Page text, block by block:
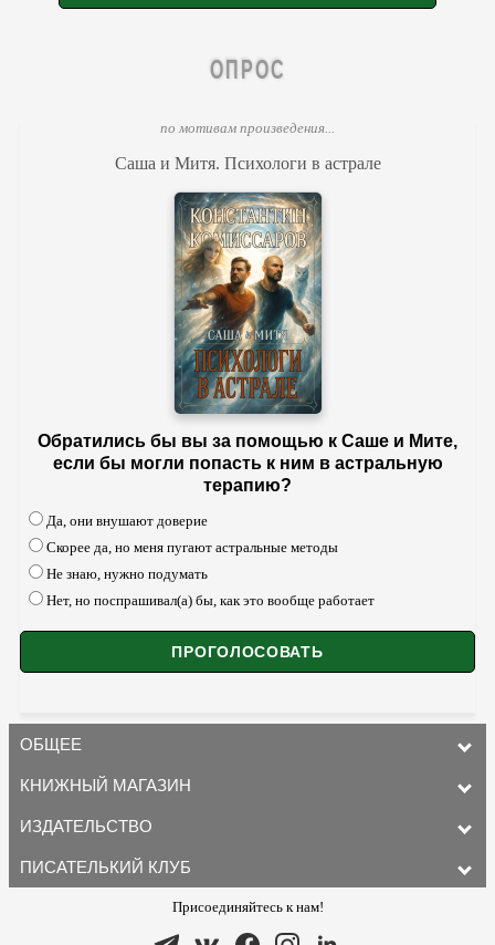
ОПРОС
по мотивам произведения...
Саша и Митя. Психологи в астрале
Обратились бы вы за помощью к Саше и Мите,
если бы могли попасть к ним в астральную
терапию?
Да, они внушают доверие
Скорее да, но меня пугают астральные методы
Не знаю, нужно подумать
Нет, но поспрашивал(а) бы, как это вообще работает
ОБЩЕЕ
КНИЖНЫЙ МАГАЗИН
ИЗДАТЕЛЬСТВО
ПИСАТЕЛЬКИЙ КЛУБ
Присоединяйтесь к нам!